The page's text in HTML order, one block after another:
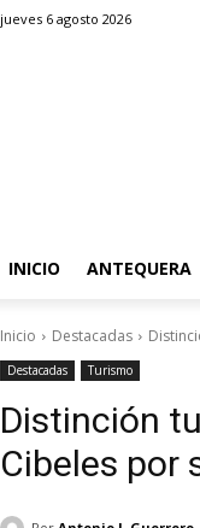
jueves 6 agosto 2026
INICIO ANTEQUERA
Inicio Destacadas
Destacadas Turismo
Distinción
Cibeles por